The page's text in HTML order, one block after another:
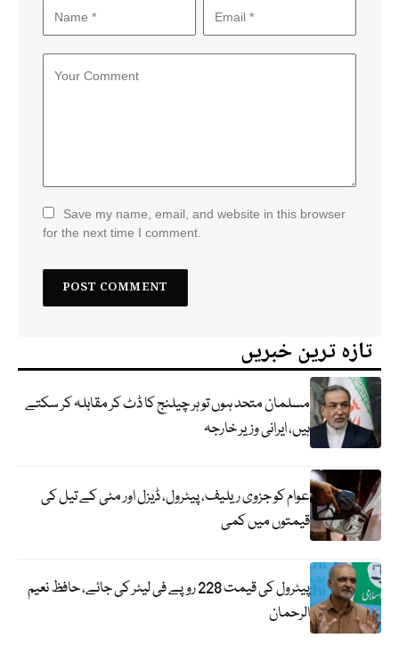
Save my name, email, and website in this browser
for the next time I comment.
تازہ ترین خبریں
مسلمان متحد ہوں تو ہر چیلنج کا ڈٹ کر مقابلہ کر سکتے
ہیں، ایرانی وزیر خارجہ
عوام کو جزوی ریلیف، پیٹرول، ڈیزل اور مٹی کے تیل کی
قیمتوں میں کمی
پیٹرول کی قیمت 228 روپے فی لیٹر کی جائے، حافظ نعیم
الرحمان